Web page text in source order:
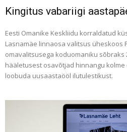
Kingitus vabariigi
Eesti Omanike Keskliidu korraldatud
Lasnamäe linnaosa valitsus üheskoos
omavalitsusega koduomaniku sõbraks
hääletusest osavõtjad hinnangu
loobuda uusaastaööl ilutulestikust.